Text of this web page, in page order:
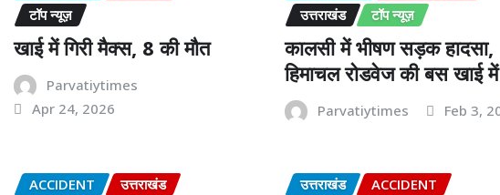
टॉप न्यूज़
खाई में गिरी मैक्स, 8 की मौत
Parvatiytimes
Apr 24, 2026
उत्तराखंड
टॉप न्यूज़
कालसी में भीषण सड़क हादसा,
हिमाचल रोडवेज की बस खाई में
Parvatiytimes Feb 3,
ACCIDENT
उत्तराखंड
उत्तराखंड
ACCIDENT